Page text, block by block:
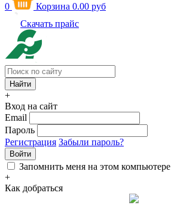
0 Корзина 0.00 руб
Скачать прайс
+
Вход на сайт
Email
Пароль
Регистрация Забыли пароль?
Войти
Запомнить меня на этом компьютере
+
Как добраться